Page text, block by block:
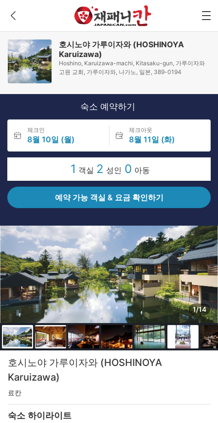
호시노야 가루이자와 (HOSHINOYA
Karuizawa)
Hoshino, Karuizawa-machi, Kitasaku-gun, 가루이자와
고원 교회, 가루이자와, 나가노, 일본, 389-0194
숙소 예약하기
체크인
8월 10일 (월)
체크아웃
8월 11일 (화)
1 객실 2 성인 0 아동
예약 가능 객실 & 요금 확인하기
1/14
호시노야 가루이자와 (HOSHINOYA
Karuizawa)
료칸
숙소 하이라이트